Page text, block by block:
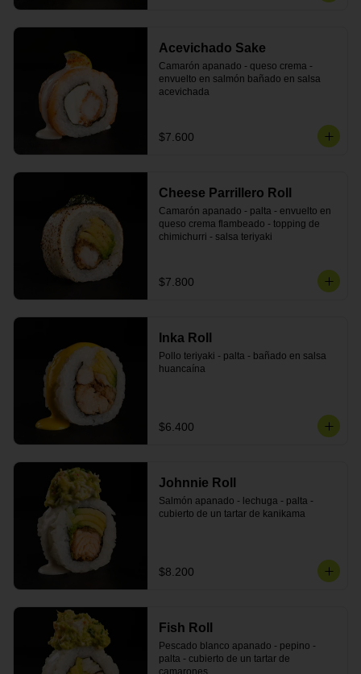
Acevichado Sake
Camarón apanado - queso crema -
envuelto en salmón bañado en salsa
acevichada
$7.600
Cheese Parrillero Roll
Camarón apanado - palta - envuelto en
queso crema flambeado - topping de
chimichurri - salsa teriyaki
$7.800
Inka Roll
Pollo teriyaki - palta - bañado en salsa
huancaína
$6.400
Johnnie Roll
Salmón apanado - lechuga - palta -
cubierto de un tartar de kanikama
$8.200
Fish Roll
Pescado blanco apanado - pepino -
palta - cubierto de un tartar de
camarones